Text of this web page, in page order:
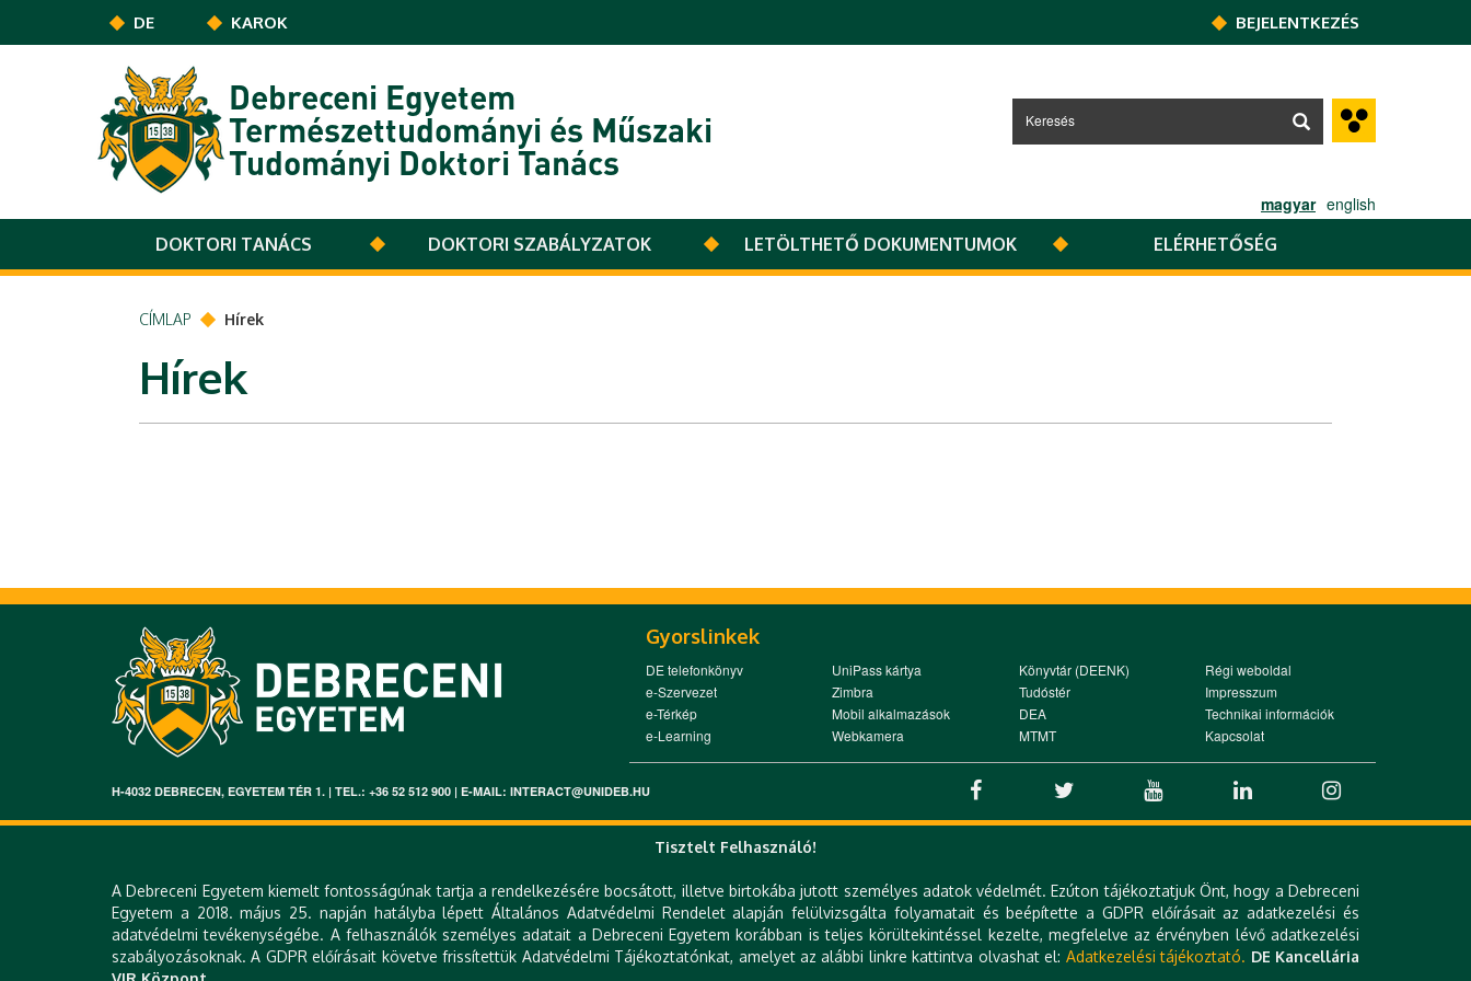
Ugrás a tartalomra
DE KAROK BEJELENTKEZÉS
Debreceni Egyetem
Természettudományi és Műszaki
Tudományi Doktori Tanács
magyar english
DOKTORI TANÁCS
DOKTORI SZABÁLYZATOK LETÖLTHETŐ DOKUMENTUMOK ELÉRHETŐSÉG
CÍMLAP Hírek
Hírek
Gyorslinkek
DE telefonkönyv
e-Szervezet
e-Térkép
e-Learning
UniPass kártya
Zimbra
Mobil alkalmazások
Webkamera
Könyvtár (DEENK)
Tudóstér
DEA
MTMT
Régi weboldal
Impresszum
Technikai információk
Kapcsolat
H-4032 DEBRECEN, EGYETEM TÉR 1. | TEL.: +36 52 512 900 | E-MAIL: INTERACT@UNIDEB.HU
Tisztelt Felhasználó!
A Debreceni Egyetem kiemelt fontosságúnak tartja a rendelkezésére bocsátott, illetve birtokába jutott személyes adatok védelmét. Ezúton tájékoztatjuk Önt, hogy a Debreceni
Egyetem a 2018. május 25. napján hatályba lépett Általános Adatvédelmi Rendelet alapján felülvizsgálta folyamatait és beépítette a GDPR előírásait az adatkezelési és
adatvédelmi tevékenységébe. A felhasználók személyes adatait a Debreceni Egyetem korábban is teljes körültekintéssel kezelte, megfelelve az érvényben lévő adatkezelési
szabályozásoknak. A GDPR előírásait követve frissítettük Adatvédelmi Tájékoztatónkat, amelyet az alábbi linkre kattintva olvashat el: Adatkezelési tájékoztató. DE Kancellária